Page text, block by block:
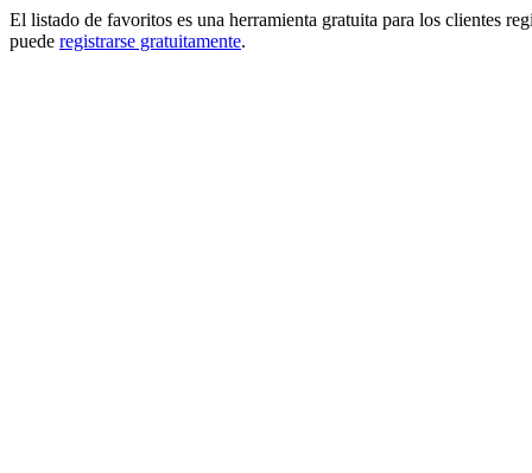
El listado de favoritos es una herramienta gratuita para los clientes
puede registrarse gratuitamente.